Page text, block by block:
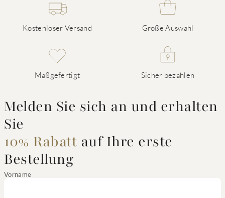
Kostenloser Versand Große Auswahl
Maßgefertigt Sicher bezahlen
Melden Sie sich an und erhalten
Sie
10% Rabatt auf Ihre erste
Bestellung
Vorname